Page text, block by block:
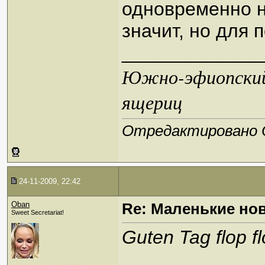
одновременно
значит, но для
Южно-эфиопский
ящериц
Отредактировано
24-11-2009, 22:42
Oban
Sweet Secretariat! Re: Маленькие
Guten Tag flop